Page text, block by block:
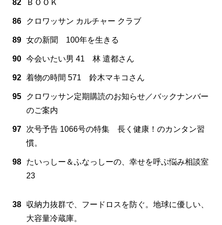
82 ＢＯＯＫ
86 クロワッサン カルチャー クラブ
89 女の新聞 100年を生きる
90 今会いたい男 41 林 遣都さん
92 着物の時間 571 鈴木マキコさん
95
クロワッサン定期購読のお知らせ／バックナンバー
のご案内
97
次号予告 1066号の特集 長く健康！のカンタン習
慣。
98
たいっしー＆ふなっしーの、幸せを呼ぶ悩み相談室
23
38
収納力抜群で、フードロスを防ぐ。地球に優しい、
大容量冷蔵庫。